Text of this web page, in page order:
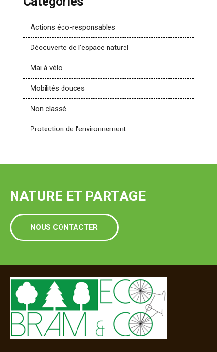
Actions éco-responsables
Découverte de l'espace naturel
Mai à vélo
Mobilités douces
Non classé
Protection de l'environnement
NATURE ET PARTAGE
NOUS CONTACTER